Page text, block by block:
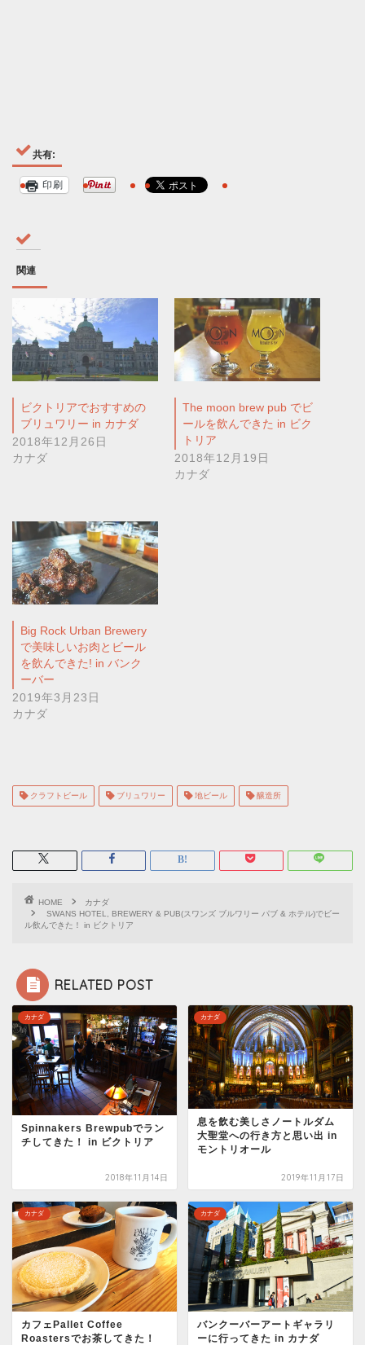
共有:
印刷
関連
ビクトリアでおすすめの
ブリュワリー in カナダ
2018年12月26日
カナダ
The moon brew pub でビ
ールを飲んできた in ビク
トリア
2018年12月19日
カナダ
Big Rock Urban Brewery
で美味しいお肉とビール
を飲んできた! in バンク
ーバー
2019年3月23日
カナダ
クラフトビール ブリュワリー 地ビール 醸造所
HOME
カナダ
SWANS HOTEL, BREWERY & PUB(スワンズ ブルワリー パブ & ホテル)でビー
ル飲んできた！ in ビクトリア
RELATED POST
カナダ
Spinnakers Brewpubでラン
チしてきた！ in ビクトリア
2018年11月14日
カナダ
息を飲む美しさノートルダム
大聖堂への行き方と思い出 in
モントリオール
2019年11月17日
カナダ
カフェPallet Coffee
Roastersでお茶してきた！
カナダ
バンクーバーアートギャラリ
ーに行ってきた in カナダ